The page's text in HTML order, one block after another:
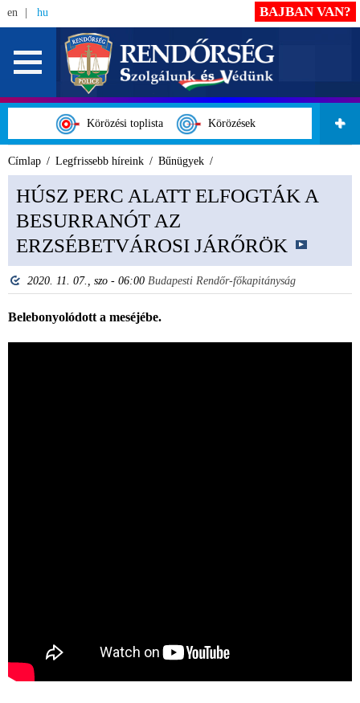
en hu
Körözési toplista Körözések
BAJBAN VAN?
Címlap Legfrissebb híreink Bűnügyek
HÚSZ PERC ALATT ELFOGTÁK A
BESURRANÓT AZ
ERZSÉBETVÁROSI JÁRŐRÖK
2020. 11. 07., szo - 06:00 Budapesti Rendőr-főkapitányság
Belebonyolódott a meséjébe.